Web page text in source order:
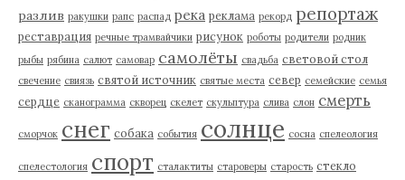
разлив ракушки рапс распад река реклама рекорд репортаж
реставрация речные трамвайчики рисунок роботы родители родник
рыбы рябина салют самовар самолёты свадьба световой стол
свечение свиязь святой источник святые места север семейские семья
сердце сканограмма скворец скелет скульптура слива слон смерть
сморчок снег собака события солнце сосна спелеология
спелестология спорт сталактиты староверы старость стекло